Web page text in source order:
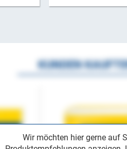
Wir möchten hier gerne auf
KUNDEN